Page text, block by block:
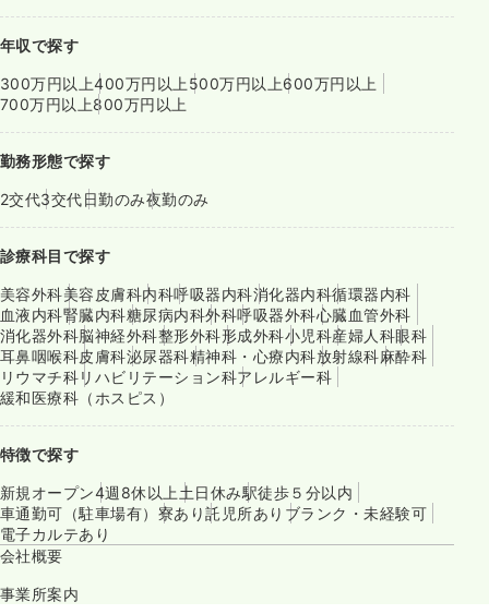
年収で探す
300万円以上400万円以上 500万円以上600万円以上
700万円以上800万円以上
勤務形態で探す
2交代3交代日勤のみ夜勤のみ
診療科目で探す
美容外科美容皮膚科内科呼吸器内科消化器内科循環器内科
血液内科腎臓内科糖尿病内科外科呼吸器外科心臓血管外科
消化器外科脳神経外科整形外科形成外科小児科産婦人科眼科
耳鼻咽喉科皮膚科泌尿器科精神科・心療内科放射線科麻酔科
リウマチ科リハビリテーション科アレルギー科
緩和医療科（ホスピス）
特徴で探す
新規オープン4週8休以上 土日休み駅徒歩５分以内
車通勤可（駐車場有） 寮あり託児所あり ブランク・未経験可
電子カルテあり
会社概要
事業所案内